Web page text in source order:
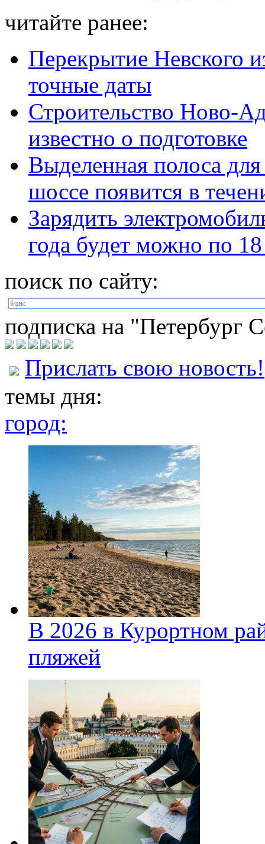
читайте ранее:
Перекрытие Невского
точные даты
Строительство Ново-
известно о подготовке
Выделенная полоса
шоссе появится в
Зарядить
года будет можно по
поиск по сайту:
подписка на "Петербург
Прислать свою новость!
темы дня:
город:
В 2026 в Курортном
пляжей